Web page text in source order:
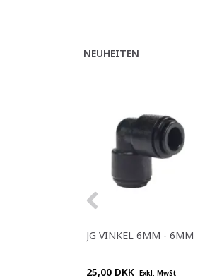
NEUHEITEN
JG VINKEL 6MM - 6MM
25,00 DKK Exkl. MwSt